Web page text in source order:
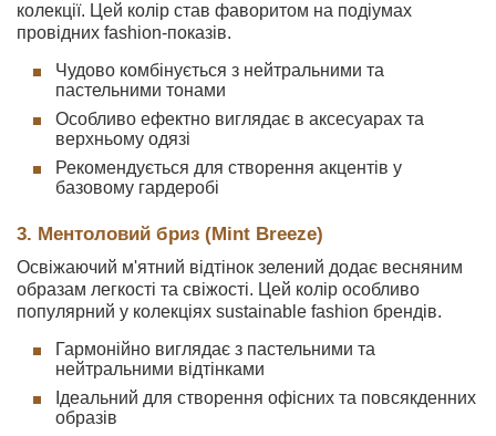
колекції. Цей колір став фаворитом на подіумах
провідних fashion-показів.
Чудово комбінується з нейтральними та
пастельними тонами
Особливо ефектно виглядає в аксесуарах та
верхньому одязі
Рекомендується для створення акцентів у
базовому гардеробі
3. Ментоловий бриз (Mint Breeze)
Освіжаючий м'ятний відтінок зелений додає весняним
образам легкості та свіжості. Цей колір особливо
популярний у колекціях sustainable fashion брендів.
Гармонійно виглядає з пастельними та
нейтральними відтінками
Ідеальний для створення офісних та повсякденних
образів